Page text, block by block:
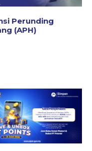
Perunding
(APH)